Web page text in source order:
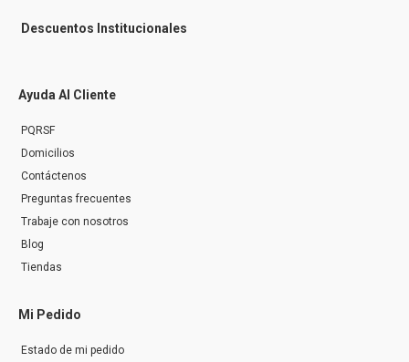
Descuentos Institucionales
Ayuda Al Cliente
PQRSF
Domicilios
Contáctenos
Preguntas frecuentes
Trabaje con nosotros
Blog
Tiendas
Mi Pedido
Estado de mi pedido